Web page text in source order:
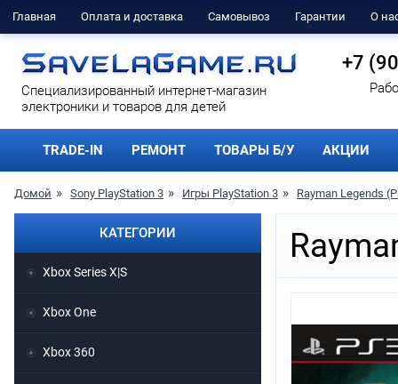
Главная Оплата и доставка Самовывоз Гарантии О
Cпециализированный интернет-магазин
электроники и товаров для детей
+7
TRADE-IN РЕМОНТ ТОВАРЫ Б/У АКЦИИ
Домой Sony PlayStation 3 Игры PlayStation 3 Rayman Legends
КАТЕГОРИИ
Xbox Series X|S
Xbox One
Xbox 360